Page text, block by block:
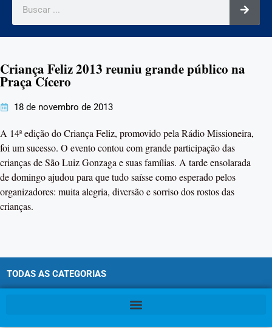
Criança Feliz 2013 reuniu grande público na
Praça Cícero
18 de novembro de 2013
A 14ª edição do Criança Feliz, promovido pela Rádio Missioneira,
foi um sucesso. O evento contou com grande participação das
crianças de São Luiz Gonzaga e suas famílias. A tarde ensolarada
de domingo ajudou para que tudo saísse como esperado pelos
organizadores: muita alegria, diversão e sorriso dos rostos das
crianças.
TODAS AS CATEGORIAS